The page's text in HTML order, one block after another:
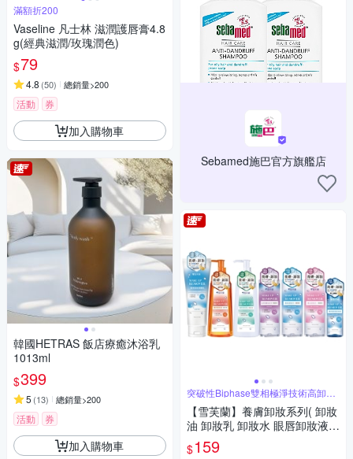
滿額折200
Vaseline 凡士林 滋潤護唇膏4.8
g(經典滋潤/玫瑰潤色)
$79
4.8 (50) 總銷量>200
活動 券
加入購物車
韓國HETRAS 飯店療癒沐浴乳
1013ml
$399
5 (13) 總銷量>200
活動 券
加入購物車
Sebamed施巴官方旗艦店
突破性Biphase雙相極淨技術高卸妝
力
【雪芙蘭】養膚卸妝系列( 卸妝
油 卸妝乳 卸妝水 眼唇卸妝液
洗卸潔面乳 )
$159